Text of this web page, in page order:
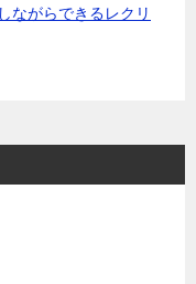
ながらできるレクリ